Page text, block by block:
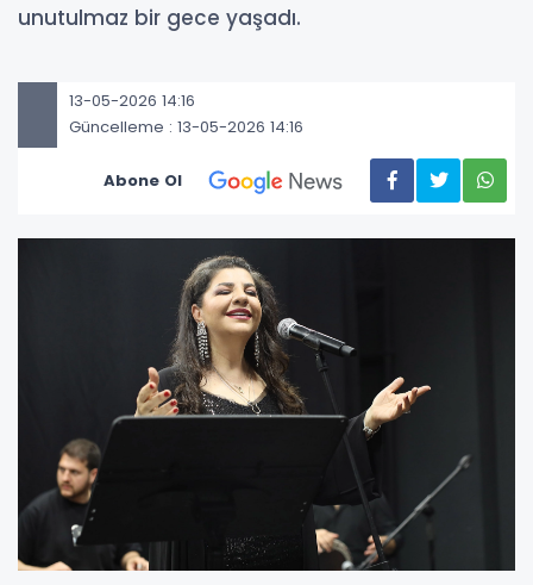
unutulmaz bir gece yaşadı.
13-05-2026 14:16
Güncelleme : 13-05-2026 14:16
Abone Ol